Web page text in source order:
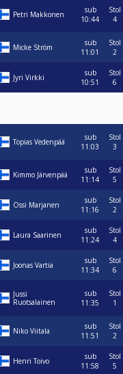
Petri Makkonen
sub
10:44
Stol
4
Micke Ström
sub
11:01
Stol
2
Jyri Virkki
sub
10:51
Stol
6
Topias Vedenpää
sub
11:03
Stol
3
Kimmo Järvenpää
sub
11:14
Stol
5
Ossi Marjanen
sub
11:16
Stol
2
Laura Saarinen
sub
11:24
Stol
4
Joonas Vartia
sub
11:34
Stol
6
Jussi
Ruotsalainen
sub
11:35
Stol
1
Niko Viitala
sub
11:51
Stol
2
Henri Toivo
sub
11:58
Stol
5